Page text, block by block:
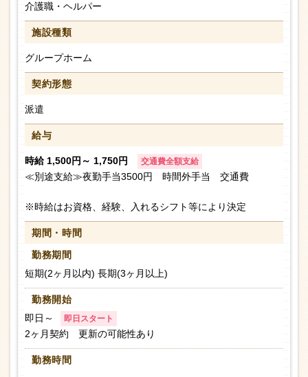
介護職・ヘルパー
施設種類
グループホーム
契約形態
派遣
給与
時給 1,500円～ 1,750円 交通費全額支給
≪別途支給≫夜勤手当3500円 時間外手当 交通費
※時給はお資格、経験、入れるシフト等により決定
期間・時間
勤務期間
短期(2ヶ月以内) 長期(3ヶ月以上)
勤務開始
即日～
即日スタート
2ヶ月契約 更新の可能性あり
勤務時間